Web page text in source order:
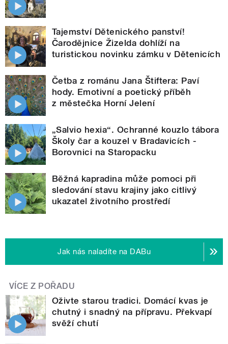
Tajemství Dětenického panství!
Čarodějnice Žizelda dohlíží na
turistickou novinku zámku v Dětenicích
Četba z románu Jana Štiftera: Paví
hody. Emotivní a poetický příběh
z městečka Horní Jelení
„Salvio hexia“. Ochranné kouzlo tábora
Školy čar a kouzel v Bradavicích -
Borovnici na Staropacku
Běžná kapradina může pomoci při
sledování stavu krajiny jako citlivý
ukazatel životního prostředí
Jak nás naladíte na DABu
VÍCE Z POŘADU
Oživte starou tradici. Domácí kvas je
chutný i snadný na přípravu. Překvapí
svěží chutí